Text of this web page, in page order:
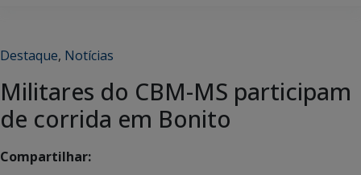
Destaque, Notícias
Militares do CBM-MS participam
de corrida em Bonito
Compartilhar: